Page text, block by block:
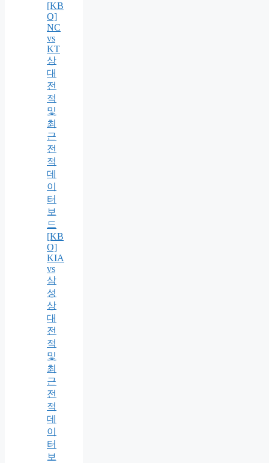
[KB
O]
NC
vs
KT
상
대
전
적
및
최
근
전
적
데
이
터
보
드
[KB
O]
KIA
vs
삼
성
상
대
전
적
및
최
근
전
적
데
이
터
보